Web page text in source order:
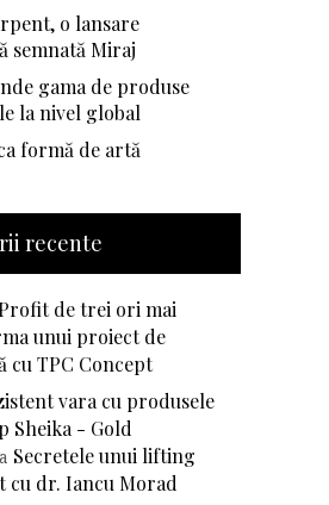
o lansare
semnată Miraj
gama de produse
la nivel global
formă de artă
recente
Profit de trei ori mai
unui proiect de
cu TPC Concept
vara cu produsele
Sheika - Gold
Secretele unui lifting
cu dr. Iancu Morad